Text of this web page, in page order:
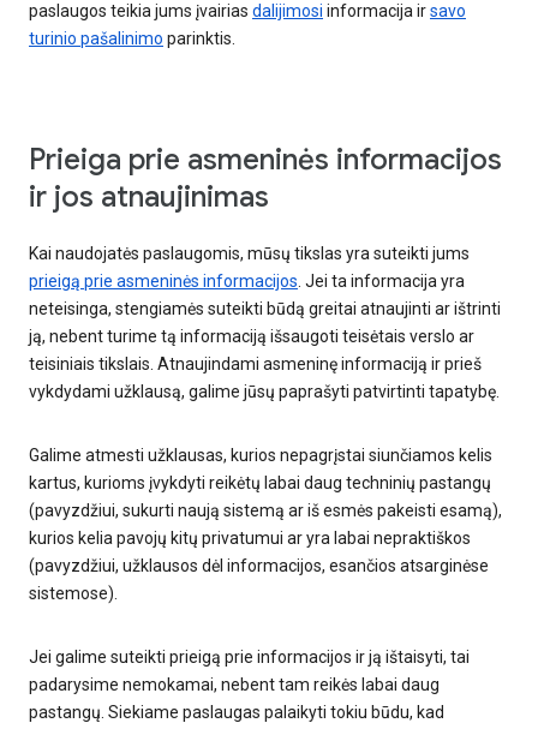
paslaugos teikia jums įvairias dalijimosi informacija irsavo
turinio pašalinimo parinktis.
Prieiga prie asmeninės informacijos
ir jos atnaujinimas
Kai naudojatės paslaugomis, mūsų tikslas yra suteikti jums
prieigą prie asmeninės informacijos. Jei ta informacija yra
neteisinga, stengiamės suteikti būdą greitai atnaujinti ar ištrinti
ją, nebent turime tą informaciją išsaugoti teisėtais verslo ar
teisiniais tikslais. Atnaujindami asmeninę informaciją ir prieš
vykdydami užklausą, galime jūsų paprašyti patvirtinti tapatybę.
Galime atmesti užklausas, kurios nepagrįstai siunčiamos kelis
kartus, kurioms įvykdyti reikėtų labai daug techninių pastangų
(pavyzdžiui, sukurti naują sistemą ar iš esmės pakeisti esamą),
kurios kelia pavojų kitų privatumui ar yra labai nepraktiškos
(pavyzdžiui, užklausos dėl informacijos, esančios atsarginėse
sistemose).
Jei galime suteikti prieigą prie informacijos ir ją ištaisyti, tai
padarysime nemokamai, nebent tam reikės labai daug
pastangų. Siekiame paslaugas palaikyti tokiu būdu, kad